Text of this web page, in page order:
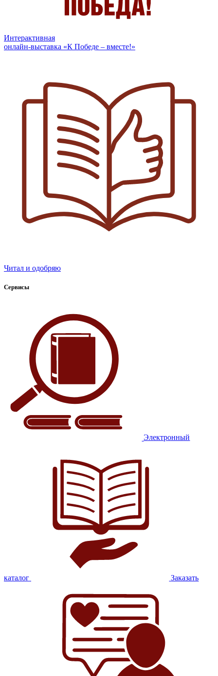
Интерактивная
онлайн-выставка «К Победе – вместе!»
Читал и одобряю
Сервисы
Электронный
каталог Заказать